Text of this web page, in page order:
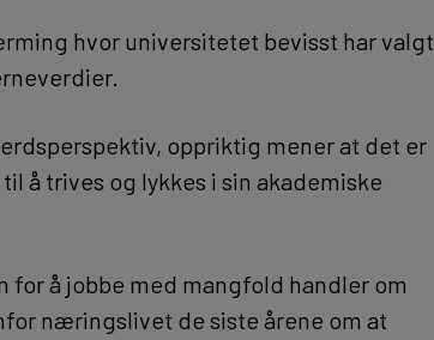
hvor universitetet bevisst har valgt
oppriktig mener at det er
å trives og lykkes i sin akademiske
for å jobbe med mangfold handler om
næringslivet de siste årene om at